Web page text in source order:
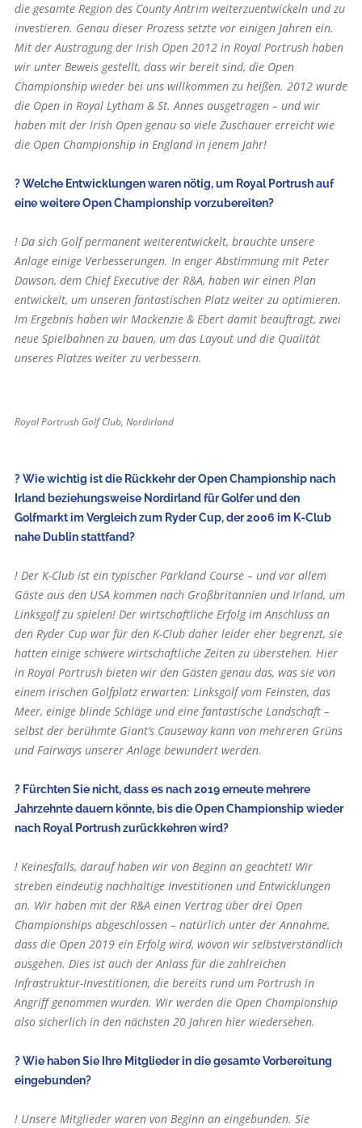
die gesamte Region des County Antrim weiterzuentwickeln und zu
investieren. Genau dieser Prozess setzte vor einigen Jahren ein.
Mit der Austragung der Irish Open 2012 in Royal Port­rush haben
wir unter Beweis gestellt, dass wir bereit sind, die Open
Champion­ship wieder bei uns willkommen zu hei­ßen. 2012 wurde
die Open in Royal Lytham & St. Annes ausgetragen – und wir
haben mit der Irish Open genau so viele Zuschauer erreicht wie
die Open Championship in England in jenem Jahr!
? Welche Entwicklungen waren nötig, um Royal Portrush auf
eine weitere Open Championship vorzubereiten?
! Da sich Golf permanent weiterentwickelt, brauchte unsere
Anlage einige Verbesserungen. In enger Abstimmung mit Peter
Dawson, dem Chief Executive der R&A, haben wir einen Plan
entwickelt, um unseren fantastischen Platz weiter zu optimieren.
Im Ergebnis haben wir Mackenzie & Ebert damit beauftragt, zwei
neue Spielbahnen zu bauen, um das Layout und die Qualität
unseres Platzes weiter zu verbessern.
Royal Portrush Golf Club, Nordirland
? Wie wichtig ist die Rückkehr der Open Championship nach
Irland beziehungsweise Nordirland für Golfer und den
Golfmarkt im Vergleich zum Ryder Cup, der 2006 im K-Club
nahe Dublin stattfand?
! Der K-Club ist ein typischer Parkland Course – und vor allem
Gäste aus den USA kommen nach Großbritannien und Irland, um
Linksgolf zu spielen! Der wirtschaftliche Erfolg im Anschluss an
den Ryder Cup war für den K-Club daher leider eher begrenzt, sie
hatten einige schwere wirtschaftliche Zeiten zu überstehen. Hier
in Royal Portrush bieten wir den Gästen genau das, was sie von
einem irischen Golfplatz erwarten: Linksgolf vom Feinsten, das
Meer, einige blinde Schläge und eine fantastische Landschaft –
selbst der berühmte Giant‘s Causeway kann von mehreren Grüns
und Fairways unserer Anlage bewundert werden.
? Fürchten Sie nicht, dass es nach 2019 erneute mehrere
Jahrzehnte dauern könnte, bis die Open Championship wieder
nach Royal Portrush zurückkehren wird?
! Keinesfalls, darauf haben wir von Beginn an geachtet! Wir
streben eindeutig nachhaltige Investitionen und Entwicklungen
an. Wir haben mit der R&A einen Vertrag über drei Open
Championships abgeschlossen – natürlich unter der Annahme,
dass die Open 2019 ein Erfolg wird, wovon wir selbstverständlich
ausgehen. Dies ist auch der Anlass für die zahlreichen
Infrastruktur-Investitionen, die bereits rund um Portrush in
Angriff genommen wurden. Wir werden die Open Championship
also sicherlich in den nächsten 20 Jahren hier wiedersehen.
? Wie haben Sie Ihre Mitglieder in die gesamte Vorbereitung
eingebunden?
! Unsere Mitglieder waren von Beginn an eingebunden. Sie